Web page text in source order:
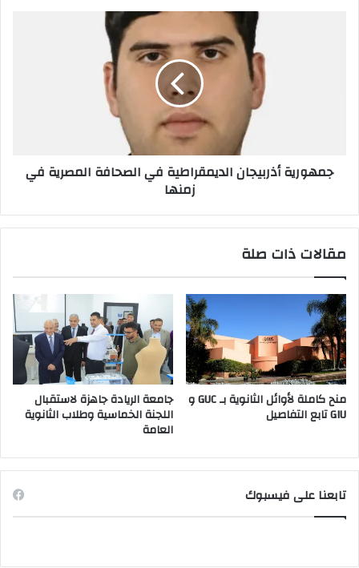
جمهورية أذربيجان الديمقراطية في الصحافة المصرية في
زمنها
مقالات ذات صلة
منح كاملة لأوائل الثانوية بـ GUC و
GIU تابع التفاصيل
جامعة الريادة جاهزة لاستقبال
اللجنة الخماسية وطلاب الثانوية
العامة
تابعنا على فيسبوك